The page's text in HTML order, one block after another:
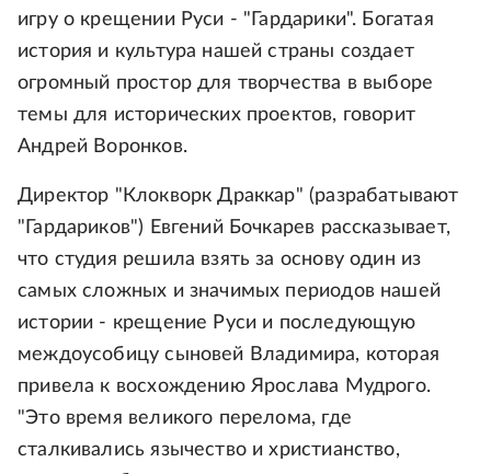
игру о крещении Руси - "Гардарики". Богатая
история и культура нашей страны создает
огромный простор для творчества в выборе
темы для исторических проектов, говорит
Андрей Воронков.
Директор "Клокворк Драккар" (разрабатывают
"Гардариков") Евгений Бочкарев рассказывает,
что студия решила взять за основу один из
самых сложных и значимых периодов нашей
истории - крещение Руси и последующую
междоусобицу сыновей Владимира, которая
привела к восхождению Ярослава Мудрого.
"Это время великого перелома, где
сталкивались язычество и христианство,